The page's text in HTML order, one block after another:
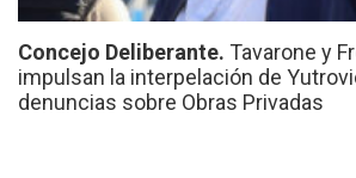
Concejo Deliberante. Tavarone y
impulsan la interpelación de
denuncias sobre Obras Privadas